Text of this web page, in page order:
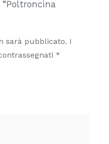
sarà pubblicato. I
*